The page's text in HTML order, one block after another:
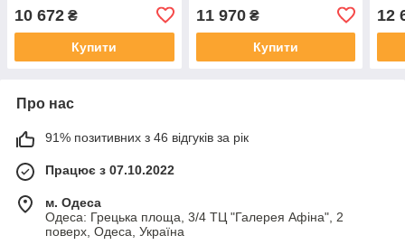
10 672 ₴
Купити
11 970₴
Купити
12
Про нас
91% позитивних з 46 відгуків за рік
Працює з 07.10.2022
м. Одеса
Одеса: Грецька площа, 3/4 ТЦ "Галерея Афіна", 2
поверх, Одеса, Україна